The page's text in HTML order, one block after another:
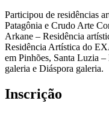
Participou de residências
Patagônia e Crudo Arte
Arkane – Residência
Residência Artística do
em Pinhões, Santa Luzia
galeria e Diáspora galeria.
Inscrição